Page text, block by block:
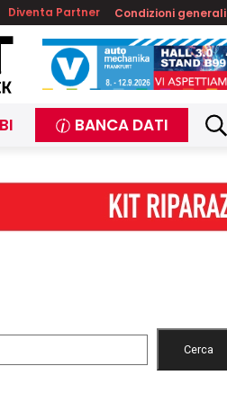
Diventa Partner Condizioni generali
BANCA DATI
Cerca